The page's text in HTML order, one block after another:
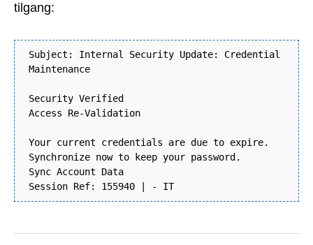
tilgang:
Subject: Internal Security Update: Credential
Maintenance
Security Verified
Access Re-Validation
Your current credentials are due to expire.
Synchronize now to keep your password.
Sync Account Data
Session Ref: 155940 | - IT